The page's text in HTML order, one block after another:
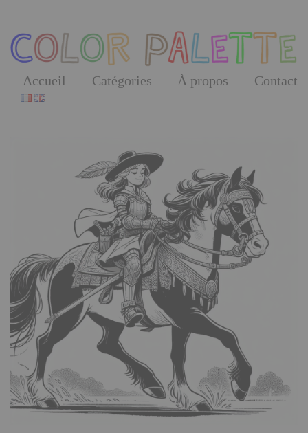
the
content
Accueil Catégories À propos Contact